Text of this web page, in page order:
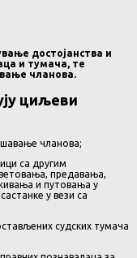
достојанства и
и тумача, те
чланова.
циљеви
чланова;
са другим
предавања,
и путовања у
у вези са
судских тумача